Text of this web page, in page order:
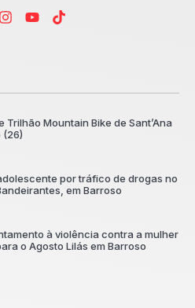
Trilhão Mountain Bike de Sant’Ana
(26)
por tráfico de drogas no
em Barroso
à violência contra a mulher
o Agosto Lilás em Barroso